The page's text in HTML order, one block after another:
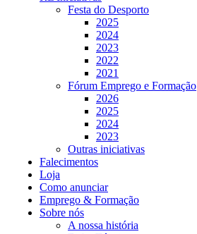
Festa do Desporto
2025
2024
2023
2022
2021
Fórum Emprego e Formação
2026
2025
2024
2023
Outras iniciativas
Falecimentos
Loja
Como anunciar
Emprego & Formação
Sobre nós
A nossa história